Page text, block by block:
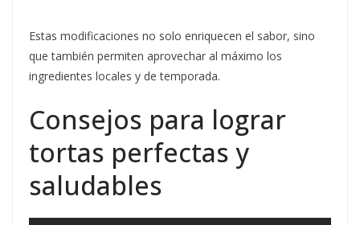
Estas modificaciones no solo enriquecen el sabor, sino
que también permiten aprovechar al máximo los
ingredientes locales y de temporada.
Consejos para lograr
tortas perfectas y
saludables